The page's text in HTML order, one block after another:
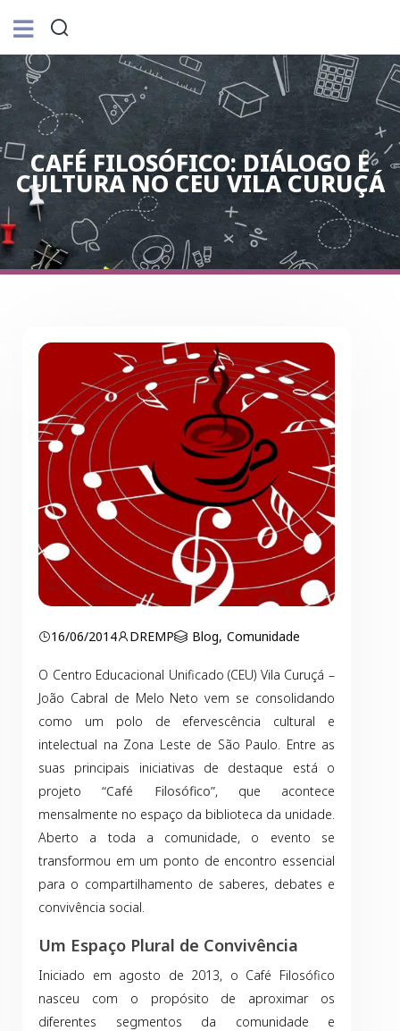
CAFÉ FILOSÓFICO: DIÁLOGO E
CULTURA NO CEU VILA CURUÇÁ
16/06/2014 DREMP Blog, Comunidade
O Centro Educacional Unificado (CEU) Vila Curuçá –
João Cabral de Melo Neto vem se consolidando
como um polo de efervescência cultural e
intelectual na Zona Leste de São Paulo. Entre as
suas principais iniciativas de destaque está o
projeto“Café Filosófico”, que acontece
mensalmente no espaço da biblioteca da unidade.
Aberto a toda a comunidade, o evento se
transformou em um ponto de encontro essencial
para o compartilhamento de saberes, debates e
convivência social.
Um Espaço Plural de Convivência
Iniciado em agosto de 2013, o Café Filosófico
nasceu com o propósito de aproximar os
diferentes segmentos da comunidade e